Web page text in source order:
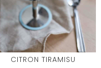
CITRON TIRAMISU